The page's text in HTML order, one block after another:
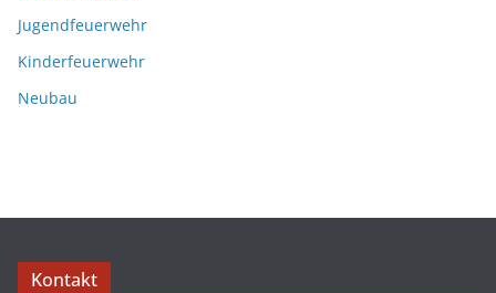
Jugendfeuerwehr
Kinderfeuerwehr
Neubau
Kontakt